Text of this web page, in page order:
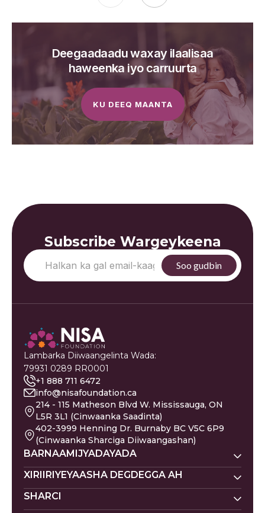
Deegaadaadu waxay ilaalisaa
haweenka iyo carruurta
KU DEEQ MAANTA
Subscribe Wargeykeena
Lambarka Diiwaangelinta Wada:
79931 0289 RR0001
+1 888 711 6472
info@nisafoundation.ca
214 - 115 Matheson Blvd W. Mississauga, ON
L5R 3L1 (Cinwaanka Saadinta)
402-3999 Henning Dr. Burnaby BC V5C 6P9
(Cinwaanka Sharciga Diiwaangashan)
BARNAAMIJYADAYADA
Nisa Homes
Nisa Khadka Caawinta
XIRIIRIYEYAASHA DEGDEGGA AH
Ku Deeq
SHARCI